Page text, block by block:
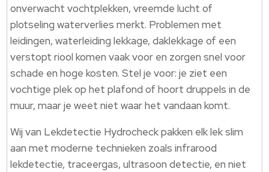
onverwacht vochtplekken, vreemde lucht of
plotseling waterverlies merkt.​ Problemen met
leidingen, waterleiding lekkage, daklekkage of een
verstopt riool komen vaak voor en zorgen snel voor
schade en hoge kosten.​ Stel je voor: je ziet een
vochtige plek op het plafond of hoort druppels in de
muur, maar je weet niet waar het vandaan komt.​
Wij van Lekdetectie Hydrocheck pakken elk lek slim
aan met moderne technieken zoals infrarood
lekdetectie, traceergas, ultrasoon detectie, en niet